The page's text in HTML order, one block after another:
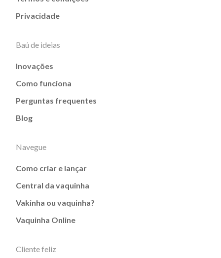
Privacidade
Baú de ideias
Inovações
Como funciona
Perguntas frequentes
Blog
Navegue
Como criar e lançar
Central da vaquinha
Vakinha ou vaquinha?
Vaquinha Online
Cliente feliz